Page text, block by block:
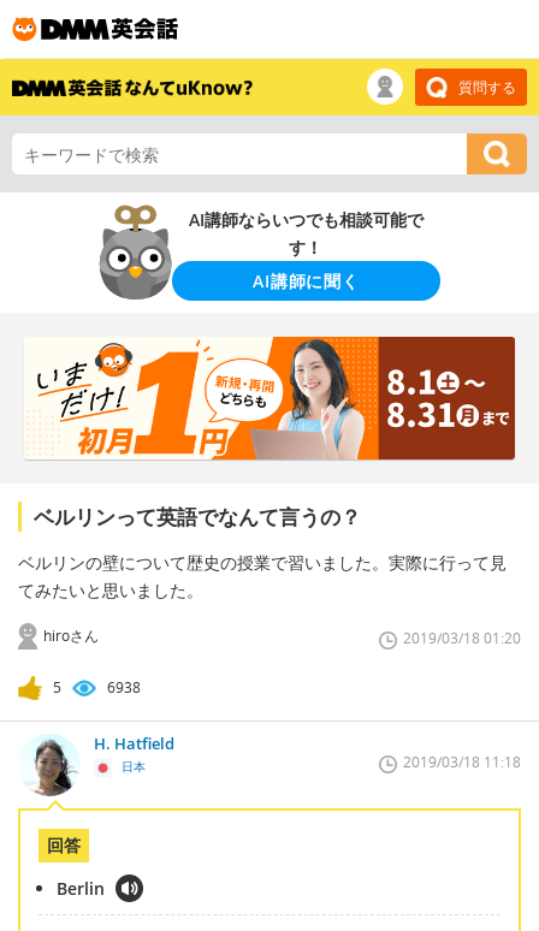
質問する
AI講師ならいつでも相談可能で
す！
AI講師に聞く
ベルリンって英語でなんて言うの？
ベルリンの壁について歴史の授業で習いました。実際に行って見
てみたいと思いました。
hiroさん 2019/03/18 01:20
5 6938
H. Hatfield
日本 2019/03/18 11:18
回答
Berlin